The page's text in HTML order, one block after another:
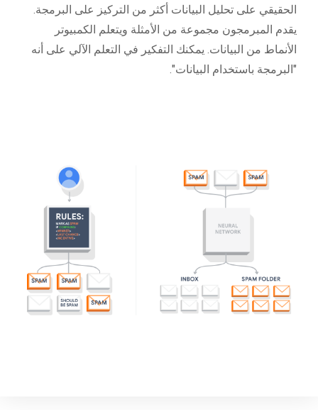
الحقيقي على تحليل البيانات أكثر من التركيز على البرمجة.
يقدم المبرمجون مجموعة من الأمثلة ويتعلم الكمبيوتر
الأنماط من البيانات. يمكنك التفكير في التعلم الآلي على أنه
"البرمجة باستخدام البيانات".